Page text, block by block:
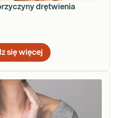
drętwienia
się więcej